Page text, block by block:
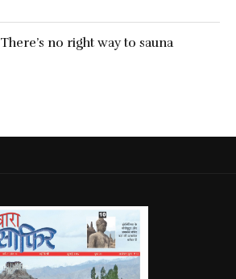
There’s no right way to sauna